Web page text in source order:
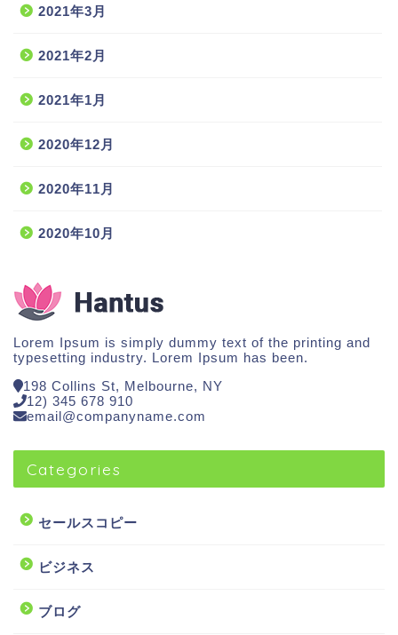
2021年3月
2021年2月
2021年1月
2020年12月
2020年11月
2020年10月
Lorem Ipsum is simply dummy text of the printing and
typesetting industry. Lorem Ipsum has been.
198 Collins St, Melbourne, NY
12) 345 678 910
email@companyname.com
Categories
セールスコピー
ビジネス
ブログ